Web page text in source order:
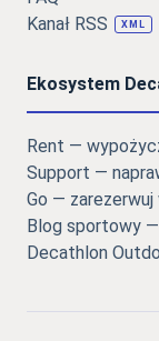
Kanał RSS
XML
Ekosystem
Rent —
Support —
Go —
Blog sportowy
Decathlon